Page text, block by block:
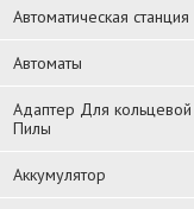
Автоматическая станция
Автоматы
Адаптер Для кольцевой
Пилы
Аккумулятор